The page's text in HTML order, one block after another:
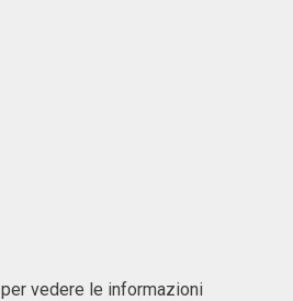
vedere le informazioni